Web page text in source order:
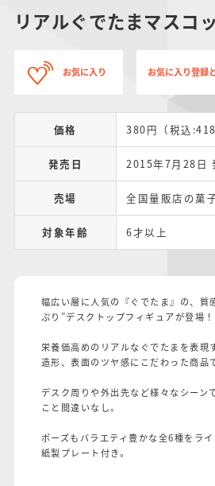
リアルぐでたまマスコ
お気に入り お気に入り登録
価格 380円（税込:418
発売日 2015年7月28日
売場 全国量販店の菓
対象年齢 6才以上
幅広い層に人気の『ぐでたま』の、質
ぷり”デスクトップフィギュアが登場！
栄養価高めのリアルなぐでたまを表現
造形、表面のツヤ感にこだわった商品
デスク周りや外出先など様々なシーン
こと間違いなし。
ポーズもバラエティ豊かな全6種をラ
紙製プレート付き。